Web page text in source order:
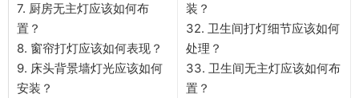
7. 厨房无主灯应该如何布
置？
8. 窗帘打灯应该如何表现？
9. 床头背景墙灯光应该如何
安装？
装？
32. 卫生间打灯细节应该如何
处理？
33. 卫生间无主灯应该如何布
置？